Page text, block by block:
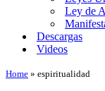
Ley de
Descargas
Videos
Home » espiritualidad